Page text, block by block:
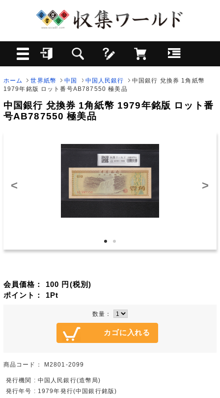
ホーム 世界紙幣 中国 中国人民銀行
中国銀行 兌換券 1角紙幣
1979年銘版 ロット番号AB787550 極美品
中国銀行 兌換券 1角紙幣 1979年銘版 ロット番
号AB787550 極美品
< >
会員価格： 100 円(税別)
ポイント： 1Pt
数量：
商品コード： M2801-2099
発行機関 : 中国人民銀行(造幣局)
発行年号 : 1979年発行(中国銀行銘版)